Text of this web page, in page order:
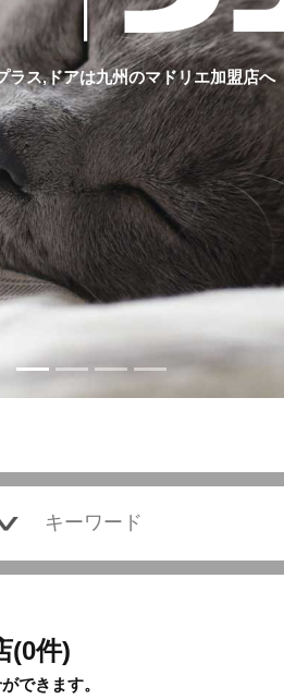
ラス,ドアは九州のマドリエ加盟店へ
(0件)
できます。